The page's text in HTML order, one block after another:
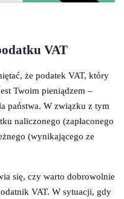
VAT
że podatek VAT, który
Twoim pieniądzem –
państwa. W związku z tym
naliczonego (zapłaconego
(wynikającego ze
się, czy warto dobrowolnie
VAT. W sytuacji, gdy